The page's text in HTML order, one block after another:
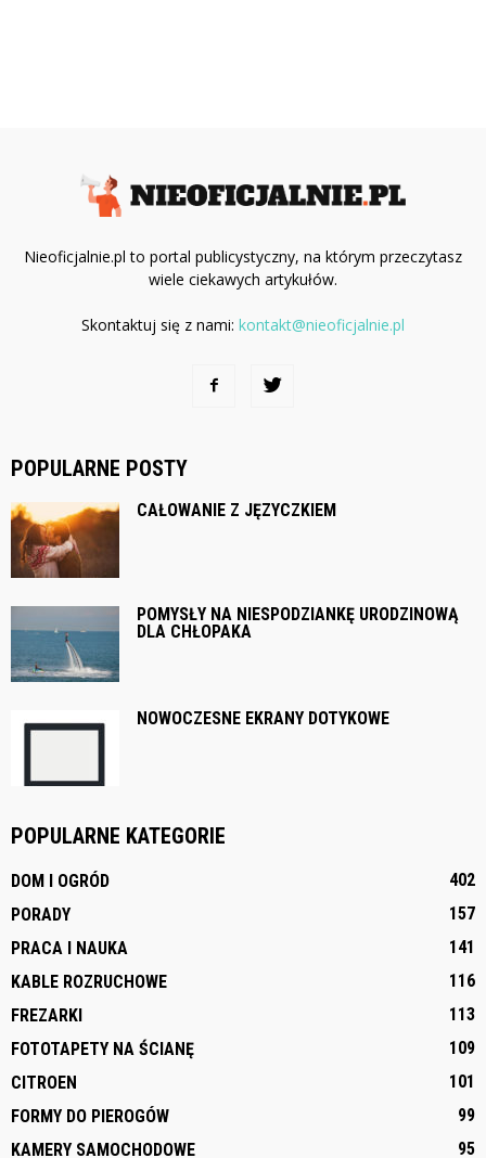
Nieoficjalnie.pl to portal publicystyczny, na którym przeczytasz
wiele ciekawych artykułów.
Skontaktuj się z nami: kontakt@nieoficjalnie.pl
POPULARNE POSTY
CAŁOWANIE Z JĘZYCZKIEM
POMYSŁY NA NIESPODZIANKĘ URODZINOWĄ
DLA CHŁOPAKA
NOWOCZESNE EKRANY DOTYKOWE
POPULARNE KATEGORIE
DOM I OGRÓD
402
PORADY
157
PRACA I NAUKA
141
KABLE ROZRUCHOWE
116
FREZARKI
113
FOTOTAPETY NA ŚCIANĘ
109
CITROEN
101
FORMY DO PIEROGÓW
99
KAMERY SAMOCHODOWE
95